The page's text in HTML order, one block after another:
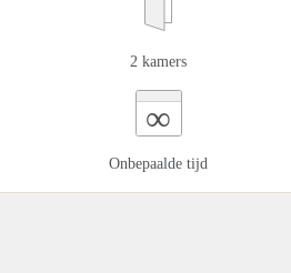
2 kamers
∞
Onbepaalde tijd